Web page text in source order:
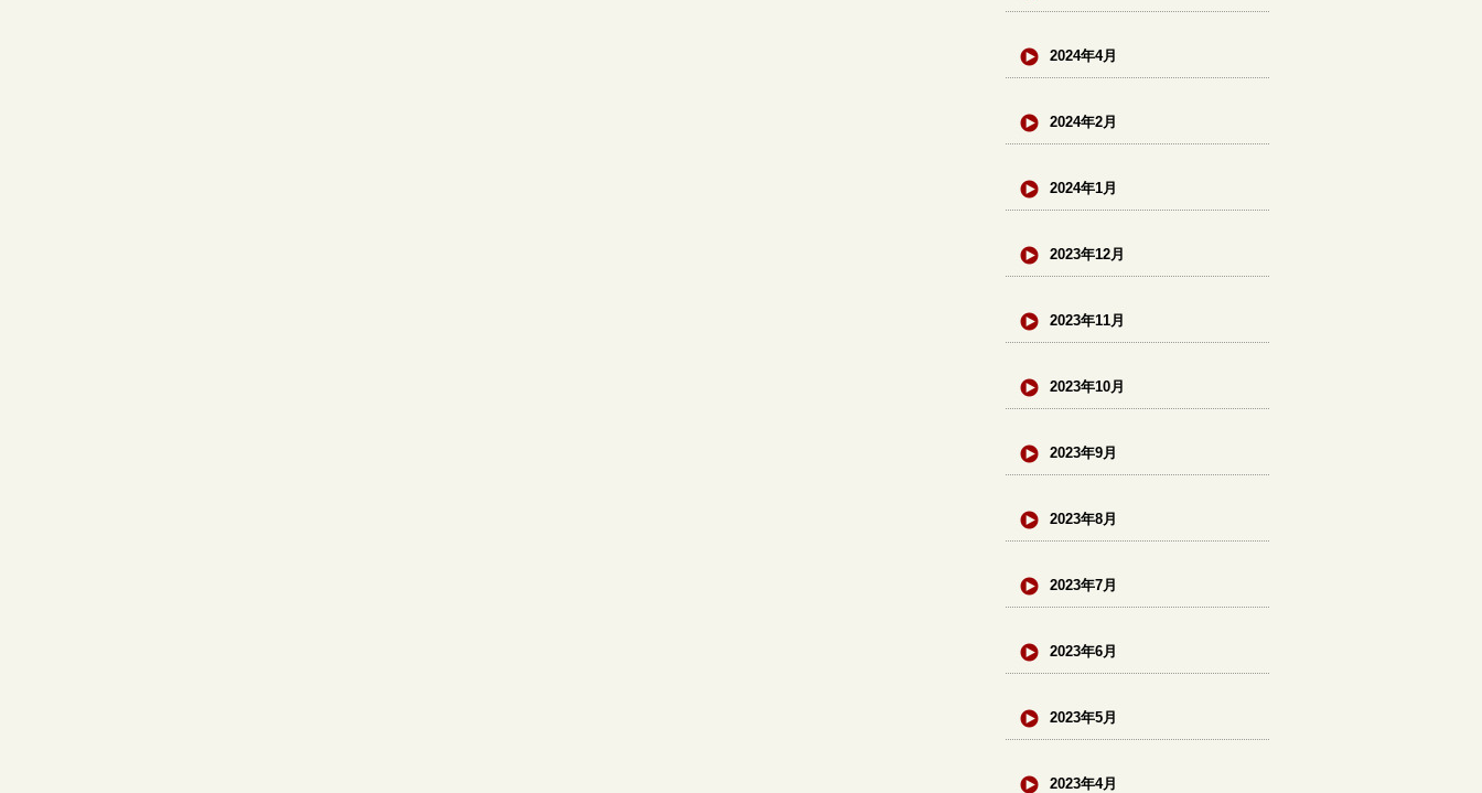
2024年4月
2024年2月
2024年1月
2023年12月
2023年11月
2023年10月
2023年9月
2023年8月
2023年7月
2023年6月
2023年5月
2023年4月